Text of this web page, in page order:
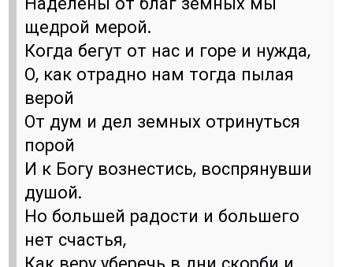
щедрой мерой.
Когда бегут от нас и горе и нужда,
О, как отрадно нам тогда пылая
верой
От дум и дел земных отринуться
порой
И к Богу вознестись, воспрянувши
душой.
Но большей радости и большего
нет счастья,